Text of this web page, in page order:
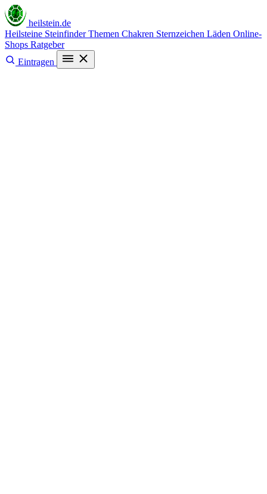
heilstein.de
Heilsteine SteinfinderThemen Chakren Sternzeichen Läden Online-
Shops Ratgeber
Eintragen